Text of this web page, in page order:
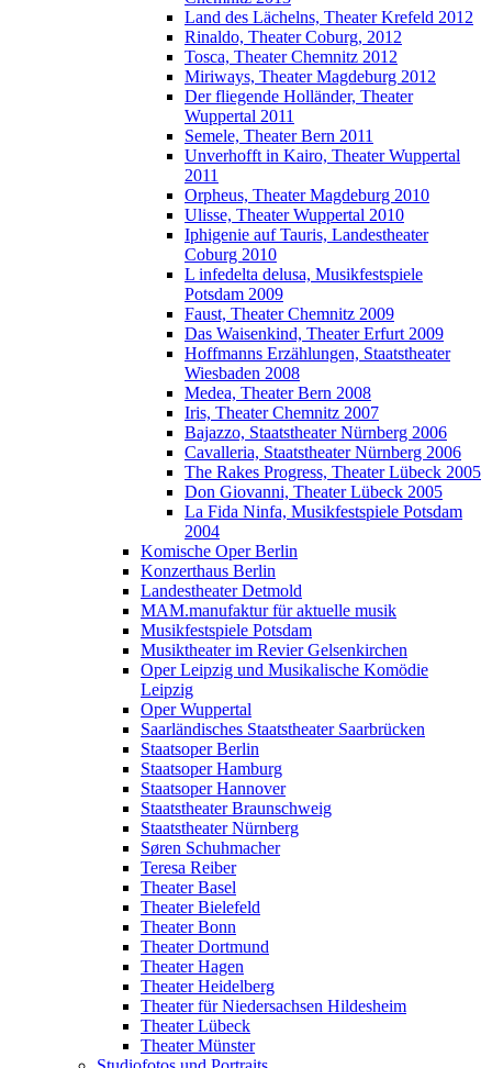
Land des Lächelns, Theater Krefeld 2012
Rinaldo, Theater Coburg, 2012
Tosca, Theater Chemnitz 2012
Miriways, Theater Magdeburg 2012
Der fliegende Holländer, Theater
Wuppertal 2011
Semele, Theater Bern 2011
Unverhofft in Kairo, Theater Wuppertal
2011
Orpheus, Theater Magdeburg 2010
Ulisse, Theater Wuppertal 2010
Iphigenie auf Tauris, Landestheater
Coburg 2010
L infedelta delusa, Musikfestspiele
Potsdam 2009
Faust, Theater Chemnitz 2009
Das Waisenkind, Theater Erfurt 2009
Hoffmanns Erzählungen, Staatstheater
Wiesbaden 2008
Medea, Theater Bern 2008
Iris, Theater Chemnitz 2007
Bajazzo, Staatstheater Nürnberg 2006
Cavalleria, Staatstheater Nürnberg 2006
The Rakes Progress, Theater Lübeck 2005
Don Giovanni, Theater Lübeck 2005
La Fida Ninfa, Musikfestspiele Potsdam
2004
Komische Oper Berlin
Konzerthaus Berlin
Landestheater Detmold
MAM.manufaktur für aktuelle musik
Musikfestspiele Potsdam
Musiktheater im Revier Gelsenkirchen
Oper Leipzig und Musikalische Komödie
Leipzig
Oper Wuppertal
Saarländisches Staatstheater Saarbrücken
Staatsoper Berlin
Staatsoper Hamburg
Staatsoper Hannover
Staatstheater Braunschweig
Staatstheater Nürnberg
Søren Schuhmacher
Teresa Reiber
Theater Basel
Theater Bielefeld
Theater Bonn
Theater Dortmund
Theater Hagen
Theater Heidelberg
Theater für Niedersachsen Hildesheim
Theater Lübeck
Theater Münster